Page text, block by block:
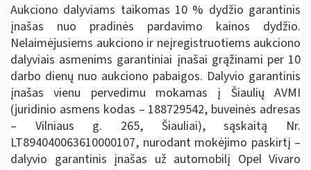
Aukciono dalyviams taikomas 10 % dydžio garantinis
įnašas nuo pradinės pardavimo kainos dydžio.
Nelaimėjusiems aukciono ir neįregistruotiems aukciono
dalyviais asmenims garantiniai įnašai grąžinami per 10
darbo dienų nuo aukciono pabaigos. Dalyvio garantinis
įnašas vienu pervedimu mokamas į Šiaulių AVMI
(juridinio asmens kodas – 188729542, buveinės adresas
– Vilniaus g. 265, Šiauliai), sąskaitą Nr.
LT894040063610000107, nurodant mokėjimo paskirtį –
dalyvio garantinis įnašas už automobilį Opel Vivaro